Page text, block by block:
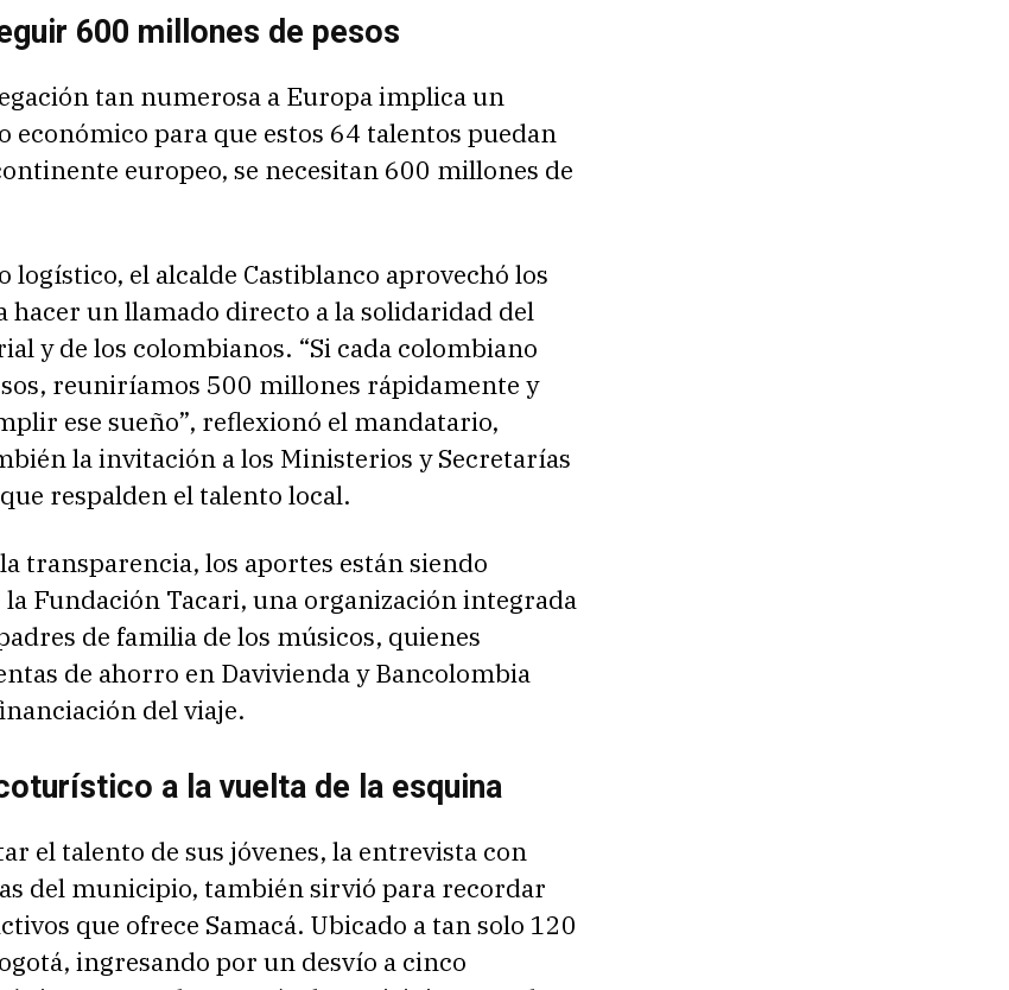
600 millones de pesos
tan numerosa a Europa implica un
económico para que estos 64 talentos puedan
europeo, se necesitan 600 millones de
logístico, el alcalde Castiblanco aprovechó los
hacer un llamado directo a la solidaridad del
y de los colombianos. “Si cada colombiano
reuniríamos 500 millones rápidamente y
ese sueño”, reflexionó el mandatario,
la invitación a los Ministerios y Secretarías
respalden el talento local.
transparencia, los aportes están siendo
Fundación Tacari, una organización integrada
de familia de los músicos, quienes
de ahorro en Davivienda y Bancolombia
del viaje.
a la vuelta de la esquina
el talento de sus jóvenes, la entrevista con
del municipio, también sirvió para recordar
que ofrece Samacá. Ubicado a tan solo 120
ingresando por un desvío a cinco